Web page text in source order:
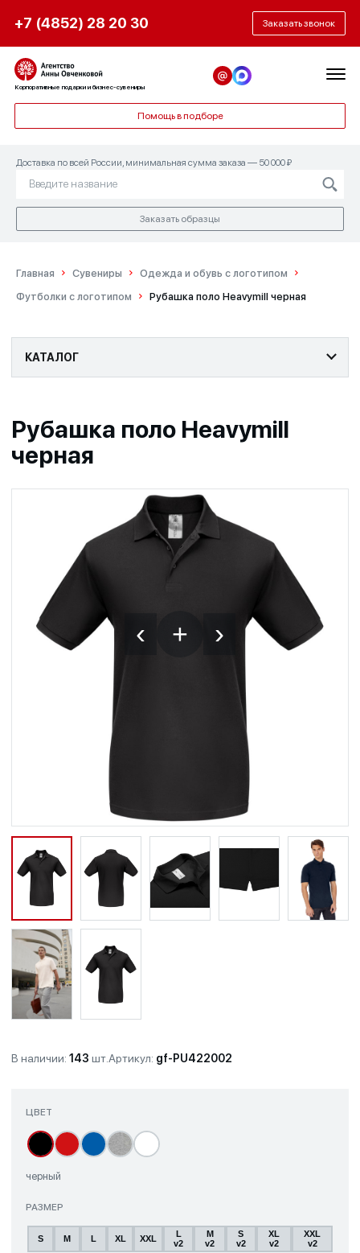
+7 (4852) 28 20 30 Заказать звонок
Корпоративные подарки и бизнес-сувениры
Помощь в подборе
Доставка по всей России, минимальная сумма заказа — 50 000 ₽
Заказать образцы
Главная Сувениры
Одежда и обувь с логотипом
Футболки с логотипом
Рубашка поло Heavymill черная
КАТАЛОГ
Рубашка поло Heavymill
черная
‹ + ›
В наличии: 143 шт.Артикул: gf-PU422002
ЦВЕТ
черный
РАЗМЕР
S M L XL XXL
L
v2
M
v2
S
v2
XL
v2
XXL
v2